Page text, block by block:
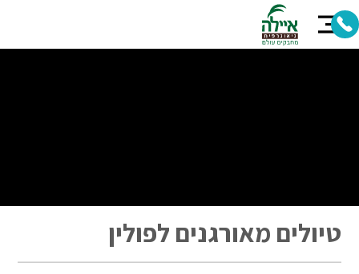
טיולים מאורגנים לפולין